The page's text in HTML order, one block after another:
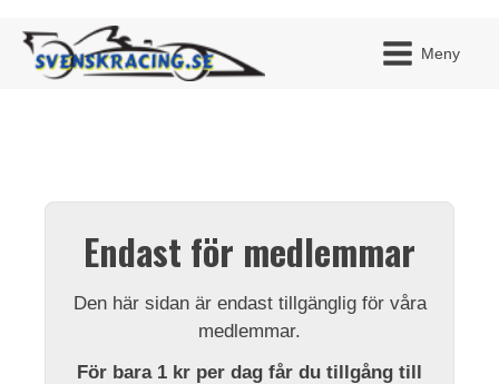
Meny
Endast för medlemmar
Den här sidan är endast tillgänglig för våra
medlemmar.
För bara 1 kr per dag får du tillgång till